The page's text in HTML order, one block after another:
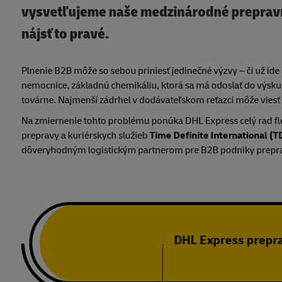
vysvetľujeme naše medzinárodné
nájsť to pravé.
Plnenie B2B môže so sebou priniesť jedinečné výzvy – či už
nemocnice, základnú chemikáliu, ktorá sa má odoslať do
továrne. Najmenší zádrhel v dodávateľskom reťazci môže
Na zmiernenie tohto problému ponúka DHL Express celý rad
prepravy a kuriérskych služieb Time Definite International
dôveryhodným logistickým partnerom pre B2B podniky
DHL Express